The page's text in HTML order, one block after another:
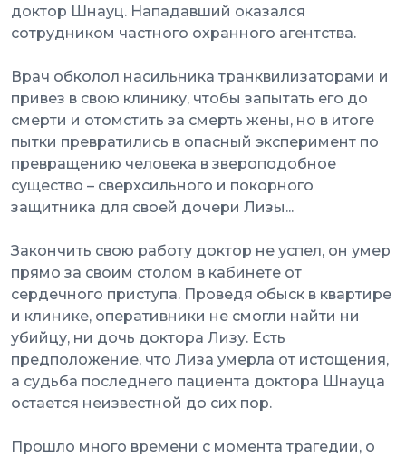
доктор Шнауц. Нападавший оказался
сотрудником частного охранного агентства.
Врач обколол насильника транквилизаторами и
привез в свою клинику, чтобы запытать его до
смерти и отомстить за смерть жены, но в итоге
пытки превратились в опасный эксперимент по
превращению человека в звероподобное
существо – сверхсильного и покорного
защитника для своей дочери Лизы...
Закончить свою работу доктор не успел, он умер
прямо за своим столом в кабинете от
сердечного приступа. Проведя обыск в квартире
и клинике, оперативники не смогли найти ни
убийцу, ни дочь доктора Лизу. Есть
предположение, что Лиза умерла от истощения,
а судьба последнего пациента доктора Шнауца
остается неизвестной до сих пор.
Прошло много времени с момента трагедии, о